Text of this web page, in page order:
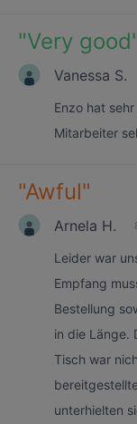
"Very good
Vanessa S.
Enzo hat
Mitarbeiter
"Awful"
Arnela H.
Leider war
Empfang
Bestellung
in die Länge.
Tisch war
unterhielten